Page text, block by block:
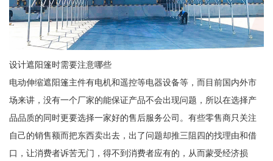
设计遮阳篷时需要注意哪些
电动伸缩遮阳篷主件有电机和遥控等电器设备等，而目前国内外市
场来讲，没有一个厂家的能保证产品不会出现问题，所以在选择产
品品质的同时更要选择一家好的售后服务公司。有些零售商只关注
自己的销售额而把东西卖出去，出了问题却推三阻四的找理由和借
口，让消费者诉苦无门，得不到消费者应有的，从而蒙受经济损